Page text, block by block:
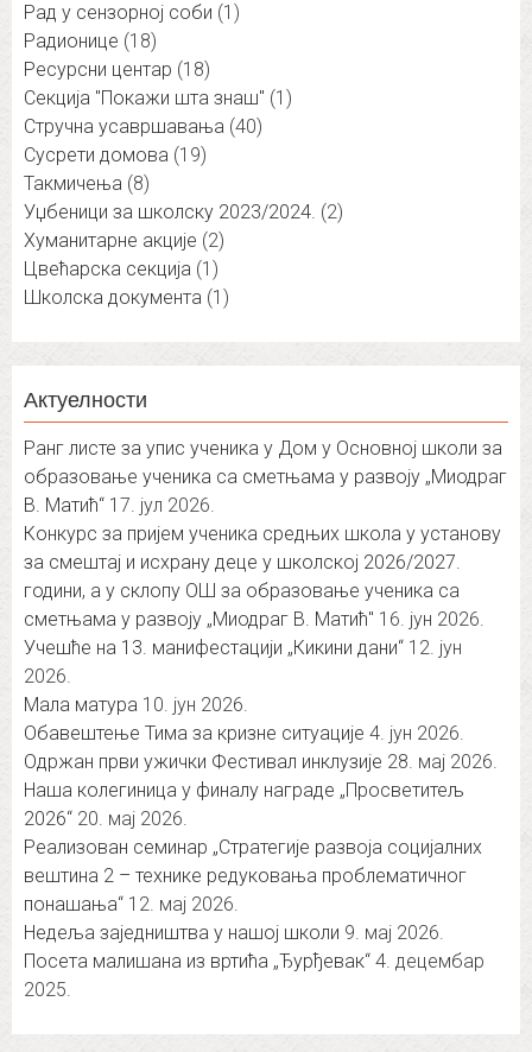
Рад у сензорној соби (1)
Радионице (18)
Ресурсни центар (18)
Секција "Покажи шта знаш" (1)
Стручна усавршавања (40)
Сусрети домова (19)
Такмичења (8)
Уџбеници за школску 2023/2024. (2)
Хуманитарне акције (2)
Цвећарска секција (1)
Школска документа (1)
Актуелности
Ранг листе за упис ученика у Дом у Основној школи за
образовање ученика са сметњама у развоју „Миодраг
В. Матић“ 17. јул 2026.
Конкурс за пријем ученика средњих школа у установу
за смештај и исхрану деце у школској 2026/2027.
години, а у склопу ОШ за образовање ученика са
сметњама у развоју „Миодраг В. Матић″ 16. јун 2026.
Учешће на 13. манифестацији „Кикини дани“ 12. јун
2026.
Мала матура 10. јун 2026.
Обавештење Тима за кризне ситуације 4. јун 2026.
Одржан први ужички Фестивал инклузије 28. мај 2026.
Наша колегиница у финалу награде „Просветитељ
2026“ 20. мај 2026.
Реализован семинар „Стратегије развоја социјалних
вештина 2 – технике редуковања проблематичног
понашања“ 12. мај 2026.
Недеља заједништва у нашој школи 9. мај 2026.
Посета малишана из вртића „Ђурђевак“ 4. децембар
2025.